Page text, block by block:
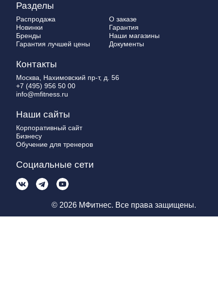
Разделы
Распродажа
Новинки
Бренды
Гарантия лучшей цены
О заказе
Гарантия
Наши магазины
Документы
Контакты
Москва, Нахимовский пр-т, д. 56
+7 (495) 956 50 00
info@mfitness.ru
Наши сайты
Корпоративный сайт
Бизнесу
Обучение для тренеров
Социальные сети
© 2026 МФитнес. Все права защищены.